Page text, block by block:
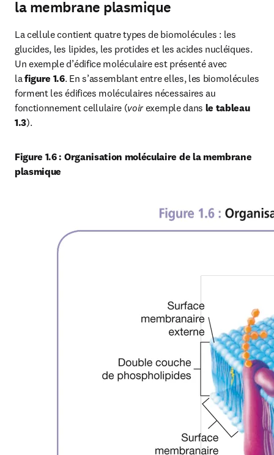
la membrane plasmique
La cellule contient quatre types de biomolécules : les
glucides, les lipides, les protides et les acides nucléiques.
Un exemple d’édifice moléculaire est présenté avec
la figure 1.6. En s’assemblant entre elles, les biomolécules
forment les édifices moléculaires nécessaires au
fonctionnement cellulaire (voir exemple dans le tableau
1.3).
Figure 1.6 : Organisation moléculaire de la membrane
plasmique